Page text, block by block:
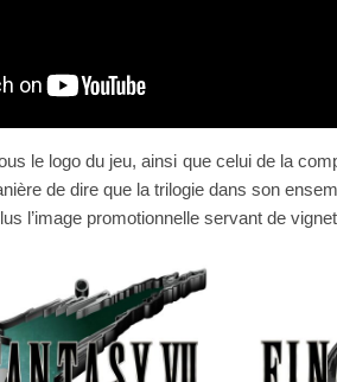
le logo du jeu, ainsi que celui de la
de dire que la trilogie dans son
l’image promotionnelle servant de